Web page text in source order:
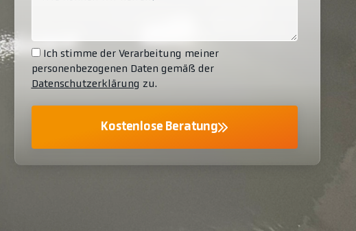
Ich stimme der Verarbeitung meiner
personenbezogenen Daten gemäß der
Datenschutzerklärung zu.
Kostenlose Beratung